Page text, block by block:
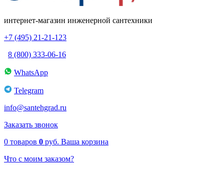
интернет-магазин инженерной сантехники
+7 (495) 21-21-123
8 (800) 333-06-16
WhatsApp
Telegram
info@santehgrad.ru
Заказать звонок
0 товаров 0 руб. Ваша корзина
Что с моим заказом?